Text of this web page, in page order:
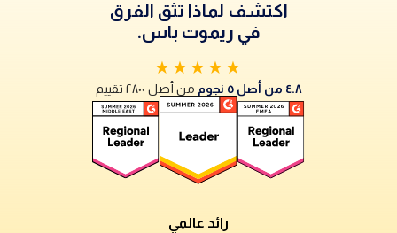
اكتشف لماذا تثق الفرق
في ريموت باس.
★★★★★
٤.٨ من أصل ٥ نجوم من أصل ٢٨٠٠ تقييم
رائد عالمي